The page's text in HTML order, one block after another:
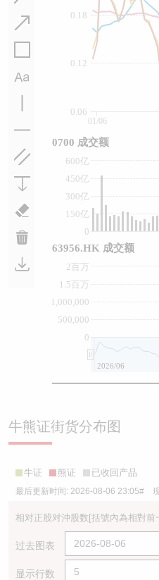
0.06
0.12
0.18
0
150亿
300亿
450亿
600亿
0
500,000
1,000,000
1.5百万
2百万
01/06
2026/06
0700 成交额
63956.HK 成交额
牛熊证街货分布图
牛证 熊证 已收回产品
最后更新时间: 2026-08-06 23:05# 现
相对正股对沖股数[括號內為相對前
过去图表
显示行数